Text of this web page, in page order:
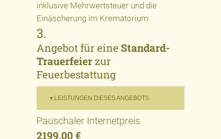
inklusive Mehrwertsteuer und die
Einäscherung im Krematorium
3.
Angebot für eine Standard-
Trauerfeier zur
Feuerbestattung
▾ LEISTUNGEN DIESES ANGEBOTS
Pauschaler Internetpreis
2199,00 €